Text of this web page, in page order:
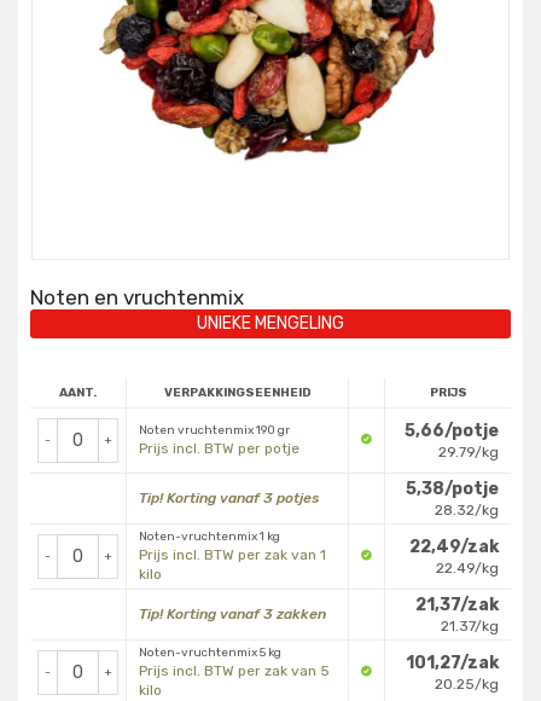
Noten en vruchtenmix
UNIEKE MENGELING
AANT. VERPAKKINGSEENHEID PRIJS
- +
Noten vruchtenmix 190 gr
Prijs incl. BTW per potje
5,66/potje
29.79/kg
Tip! Korting vanaf 3 potjes 5,38/potje
28.32/kg
- +
Noten-vruchtenmix 1 kg
Prijs incl. BTW per zak van 1
kilo
22,49/zak
22.49/kg
Tip! Korting vanaf 3 zakken 21,37/zak
21.37/kg
- +
Noten-vruchtenmix 5 kg
Prijs incl. BTW per zak van 5
kilo
101,27/zak
20.25/kg